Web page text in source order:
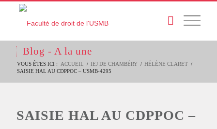
Blog - A la une
VOUS ÊTES ICI : ACCUEIL / IEJ DE CHAMBÉRY / HÉLÈNE CLARET /
SAISIE HAL AU CDPPOC – USMB-4295
SAISIE HAL AU CDPPOC –